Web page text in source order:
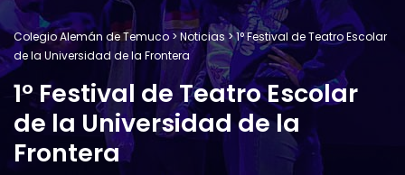
Colegio Alemán de Temuco >Noticias>1° Festival de Teatro Escolar
de la Universidad de la Frontera
1° Festival de Teatro Escolar
de la Universidad de la
Frontera